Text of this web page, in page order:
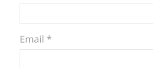
Email *